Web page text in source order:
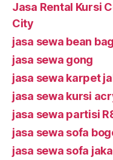
Jasa Rental Kursi
City
jasa sewa bean
jasa sewa gong
jasa sewa karpet
jasa sewa kursi
jasa sewa partisi
jasa sewa sofa
jasa sewa sofa